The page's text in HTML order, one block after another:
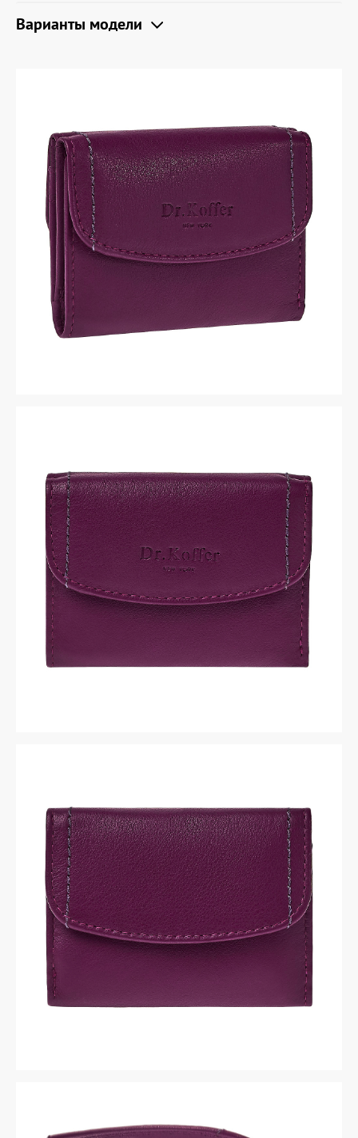
Варианты модели